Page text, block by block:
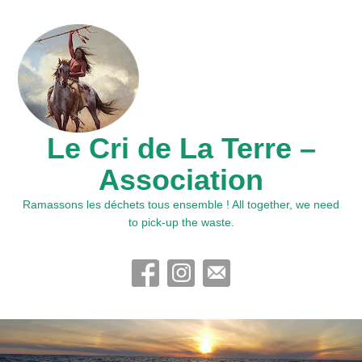
Le Cri de La Terre –
Association
Ramassons les déchets tous ensemble ! All together, we need
to pick-up the waste.